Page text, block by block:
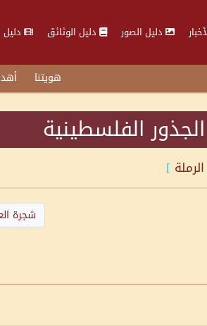
دليل الصور دليل الوثائق دليل
هويتنا
الفلسطينية
]
شجرة